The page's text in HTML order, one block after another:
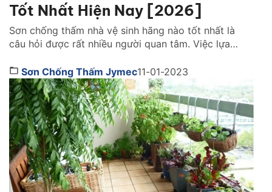
Tốt Nhất Hiện Nay [2026]
Sơn chống thấm nhà vệ sinh hãng nào tốt nhất là
câu hỏi được rất nhiều người quan tâm. Việc lựa
ngăn chặn tình trạng thấm nước, bong tróc gạch,
nấm mốc và xuống cấp công trình sau thời gian sử
dụng. Cùng chúng tôi đánh giá chi […]
Sơn Chống Thấm Jymec11-01-2023